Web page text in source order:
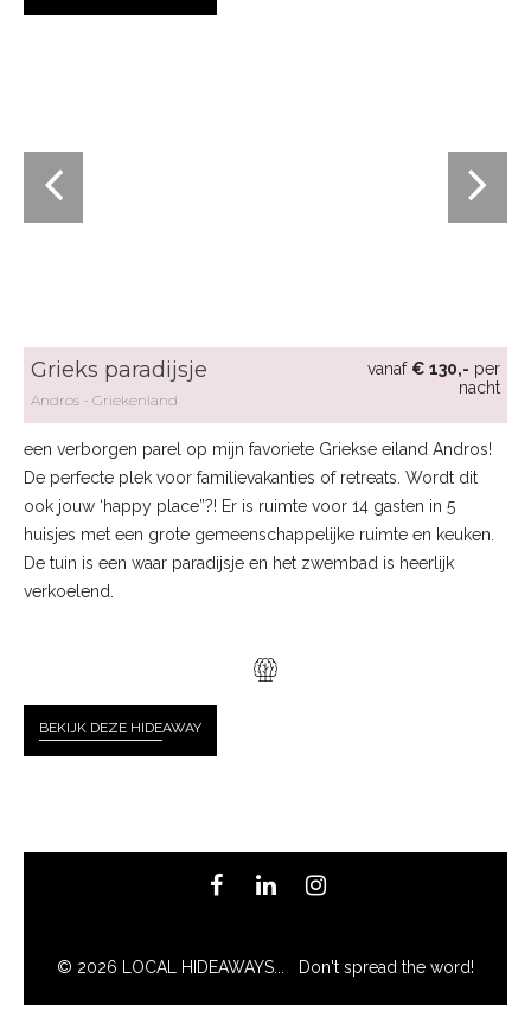
vanaf € 130,- per
nacht
Grieks paradijsje
Andros Griekenland
een verborgen parel op mijn favoriete Griekse eiland Andros!
De perfecte plek voor familievakanties of retreats. Wordt dit
ook jouw ‘happy place”?! Er is ruimte voor 14 gasten in 5
huisjes met een grote gemeenschappelijke ruimte en keuken.
De tuin is een waar paradijsje en het zwembad is heerlijk
verkoelend.
BEKIJK DEZE HIDEAWAY
© 2026 LOCAL HIDEAWAYS... Don't spread the word!